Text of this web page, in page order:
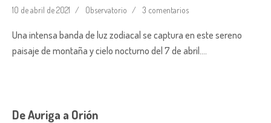
10 de abril de 2021 Observatorio 3 comentarios
Una intensa banda de luz zodiacal se captura en este sereno
paisaje de montaña y cielo nocturno del 7 de abril….
De Auriga a Orión